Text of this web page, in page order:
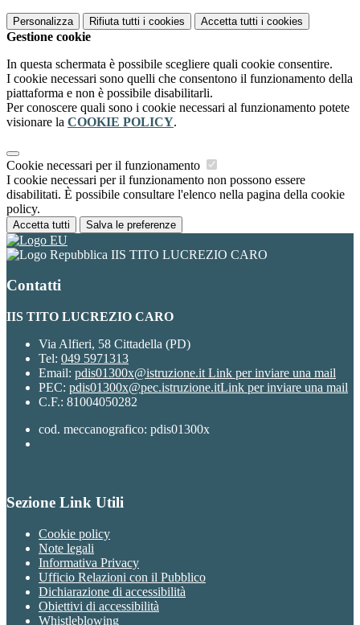
Personalizza Rifiuta tutti i cookies Accetta tutti i cookies
Gestione cookie
In questa schermata è possibile scegliere quali cookie consentire.
I cookie necessari sono quelli che consentono il funzionamento della
piattaforma e non è possibile disabilitarli.
Per conoscere quali sono i cookie necessari al funzionamento potete
visionare la COOKIE POLICY.
Cookie necessari per il funzionamento
I cookie necessari per il funzionamento non possono essere
disabilitati. È possibile consultare l'elenco nella pagina della cookie
policy.
Accetta tutti Salva le preferenze
IIS TITO LUCREZIO CARO
Contatti
IIS TITO LUCREZIO CARO
Via Alfieri, 58 Cittadella (PD)
Tel: 049 5971313
Email: pdis01300x@istruzione.it Link per inviare una mail
PEC: pdis01300x@pec.istruzione.itLink per inviare una mail
C.F.: 81004050282
cod. meccanografico: pdis01300x
Sezione Link Utili
Cookie policy
Note legali
Informativa Privacy
Ufficio Relazioni con il Pubblico
Dichiarazione di accessibilità
Obiettivi di accessibilità
Whistleblowing